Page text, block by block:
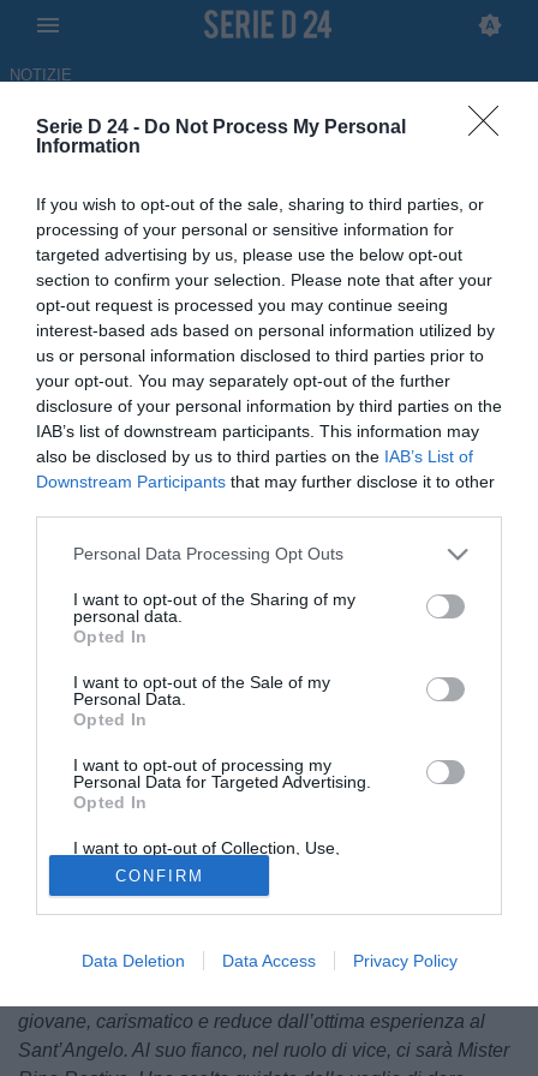
Serie D 24 - Do Not Process My Personal
Information
If you wish to opt-out of the sale, sharing to third parties, or
processing of your personal or sensitive information for
targeted advertising by us, please use the below opt-out
section to confirm your selection. Please note that after your
opt-out request is processed you may continue seeing
interest-based ads based on personal information utilized by
us or personal information disclosed to third parties prior to
your opt-out. You may separately opt-out of the further
disclosure of your personal information by third parties on the
IAB’s list of downstream participants. This information may
also be disclosed by us to third parties on the IAB’s List of
Downstream Participants that may further disclose it to other
Personal Data Processing Opt Outs
I want to opt-out of the Sharing of my
personal data.
Opted In
I want to opt-out of the Sale of my
Personal Data.
Opted In
I want to opt-out of processing my
Personal Data for Targeted Advertising.
Opted In
I want to opt-out of Collection, Use,
Retention, Sale, and/or Sharing of my
Personal Data that Is Unrelated with the
Purposes for which it was collected.
Opted Out
CONFIRM
Data Deletion Data Access Privacy Policy
NOTIZIE
Correggese, il nuovo allenatore
biancorosso è Matteo Vullo
UFFICIALE
22.05.2026 10:17 di
Gabriele Mafrica
La Correggese, tramite un comunicato ufficiale sui propri social, ha
annunciato Matteo Vullo come nuovo allenatore biancorosso
Dopo laseparazione
nella prossima stagione sulla panchina biancorossa
siederàMatteo Vullo
riuscito a portare la squadra allasalvezza
nuovo allenatore:"La società affida ufficialmente la guida
giovane, carismatico e reduce dall’ottima esperienza al
Sant’Angelo. Al suo fianco, nel ruolo di vice, ci sarà Mister